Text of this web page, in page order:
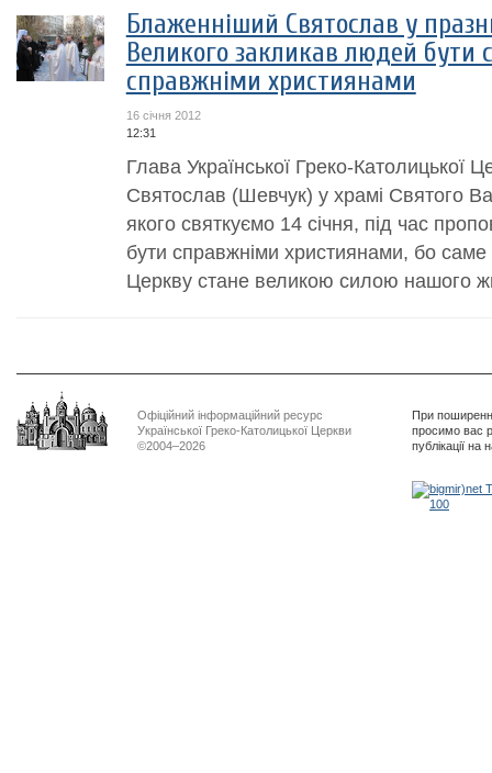
Блаженніший Святослав у
Великого закликав людей бути
справжніми християнами
16 січня 2012
12:31
Глава Української Греко-Католицької
Святослав (Шевчук) у храмі Святого
якого святкуємо 14 січня, під час
бути справжніми християнами, бо
Церкву стане великою силою нашого
Офіційний інформаційний ресурс
Української Греко-Католицької Церкви
©2004–2026
При
просимо вас
публікації на